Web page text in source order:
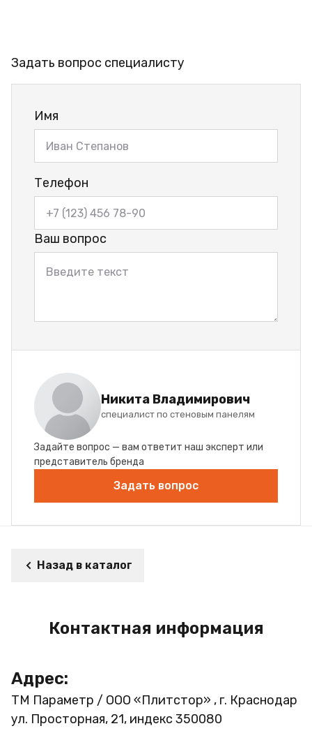
Задать вопрос специалисту
Имя
Телефон
Ваш вопрос
Никита Владимирович
специалист по стеновым панелям
Задайте вопрос — вам ответит наш эксперт или
представитель бренда
Задать вопрос
Назад в каталог
Контактная информация
Адрес:
ТМ Параметр / ООО «Плитстор» , г. Краснодар
ул. Просторная, 21, индекс 350080